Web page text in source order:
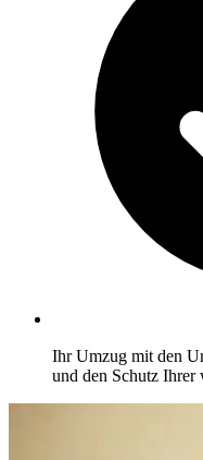
Ihr Umzug mit den
und den Schutz Ihrer